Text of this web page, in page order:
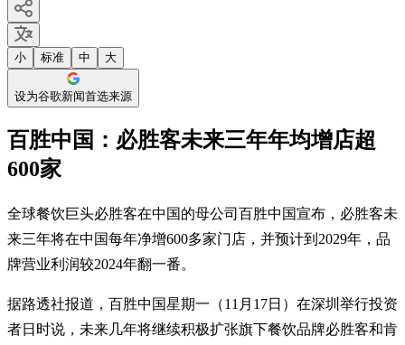
小 标准 中 大
设为谷歌新闻首选来源
百胜中国：必胜客未来三年年均增店超
600家
全球餐饮巨头必胜客在中国的母公司百胜中国宣布，必胜客未
来三年将在中国每年净增600多家门店，并预计到2029年，品
牌营业利润较2024年翻一番。
据路透社报道，百胜中国星期一（11月17日）在深圳举行投资
者日时说，未来几年将继续积极扩张旗下餐饮品牌必胜客和肯